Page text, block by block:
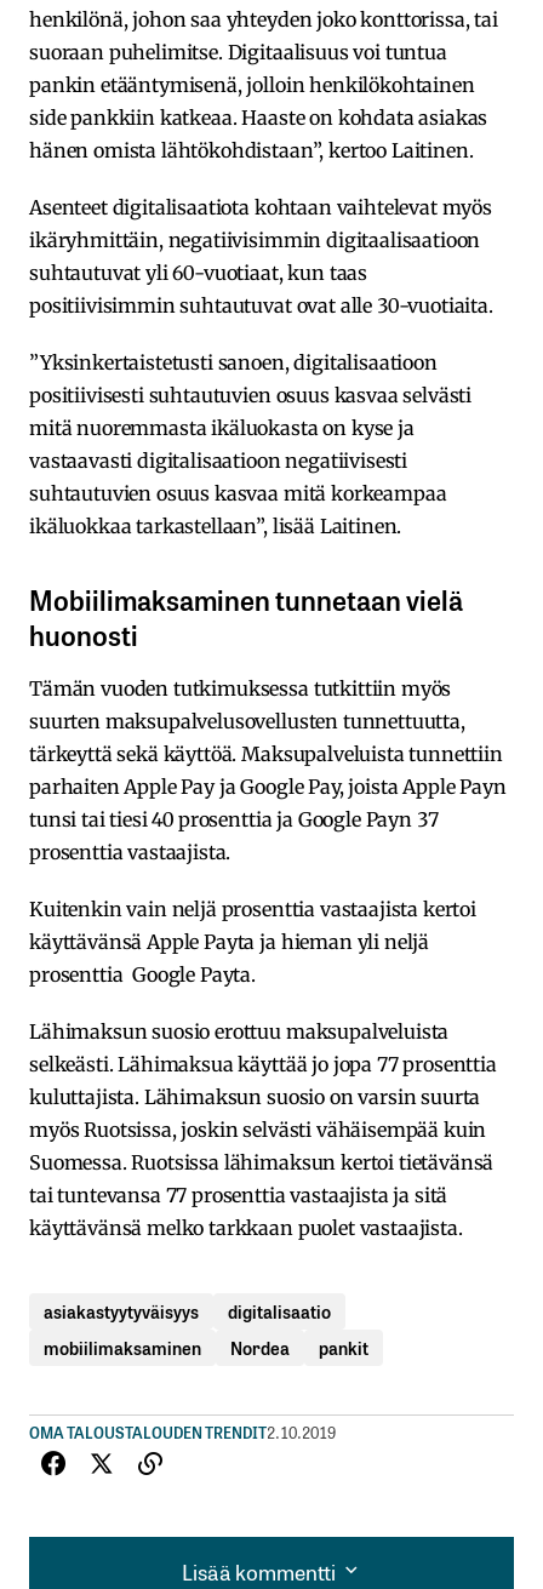
henkilönä, johon saa yhteyden joko konttorissa, tai
suoraan puhelimitse. Digitaalisuus voi tuntua
pankin etääntymisenä, jolloin henkilökohtainen
side pankkiin katkeaa. Haaste on kohdata asiakas
hänen omista lähtökohdistaan”, kertoo Laitinen.
Asenteet digitalisaatiota kohtaan vaihtelevat myös
ikäryhmittäin, negatiivisimmin digitaalisaatioon
suhtautuvat yli 60-vuotiaat, kun taas
positiivisimmin suhtautuvat ovat alle 30-vuotiaita.
”Yksinkertaistetusti sanoen, digitalisaatioon
positiivisesti suhtautuvien osuus kasvaa selvästi
mitä nuoremmasta ikäluokasta on kyse ja
vastaavasti digitalisaatioon negatiivisesti
suhtautuvien osuus kasvaa mitä korkeampaa
ikäluokkaa tarkastellaan”, lisää Laitinen.
Mobiilimaksaminen tunnetaan vielä
huonosti
Tämän vuoden tutkimuksessa tutkittiin myös
suurten maksupalvelusovellusten tunnettuutta,
tärkeyttä sekä käyttöä. Maksupalveluista tunnettiin
parhaiten Apple Pay ja Google Pay, joista Apple Payn
tunsi tai tiesi 40 prosenttia ja Google Payn 37
prosenttia vastaajista.
Kuitenkin vain neljä prosenttia vastaajista kertoi
käyttävänsä Apple Payta ja hieman yli neljä
prosenttia Google Payta.
Lähimaksun suosio erottuu maksupalveluista
selkeästi. Lähimaksua käyttää jo jopa 77 prosenttia
kuluttajista. Lähimaksun suosio on varsin suurta
myös Ruotsissa, joskin selvästi vähäisempää kuin
Suomessa. Ruotsissa lähimaksun kertoi tietävänsä
tai tuntevansa 77 prosenttia vastaajista ja sitä
käyttävänsä melko tarkkaan puolet vastaajista.
asiakastyytyväisyys
digitalisaatio
mobiilimaksaminen
Nordea pankit
OMA TALOUSTALOUDEN TRENDIT2.10.2019
Lisää kommentti